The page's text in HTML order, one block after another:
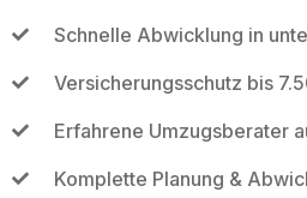
Schnelle Abwicklung in
Versicherungsschutz bis
Erfahrene Umzugsberater
Komplette Planung &